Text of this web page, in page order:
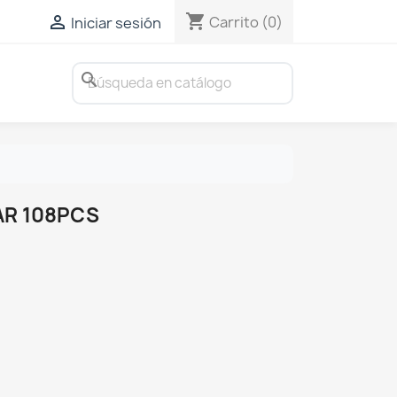
 Iniciar sesión shopping_cart Carrito (0)
search
108PCS